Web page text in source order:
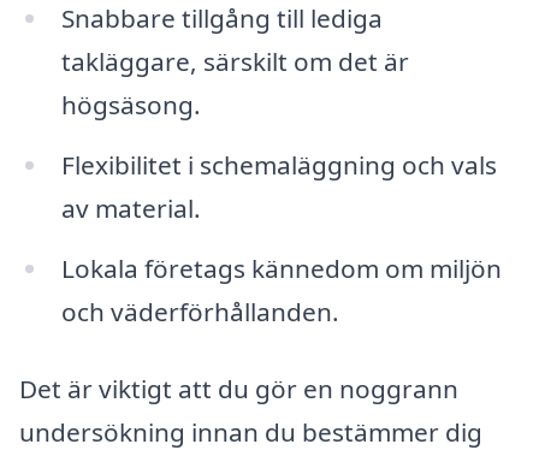
Snabbare tillgång till lediga
takläggare, särskilt om det är
högsäsong.
Flexibilitet i schemaläggning och vals
av material.
Lokala företags kännedom om miljön
och väderförhållanden.
Det är viktigt att du gör en noggrann
undersökning innan du bestämmer dig